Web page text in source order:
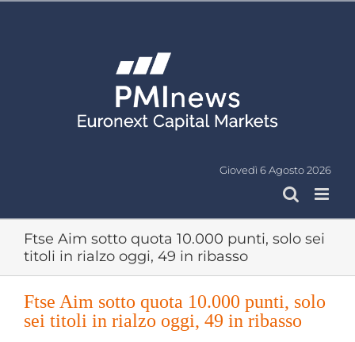
Giovedì 6 Agosto 2026
Ftse Aim sotto quota 10.000 punti, solo sei
titoli in rialzo oggi, 49 in ribasso
Ftse Aim sotto quota 10.000 punti, solo
sei titoli in rialzo oggi, 49 in ribasso